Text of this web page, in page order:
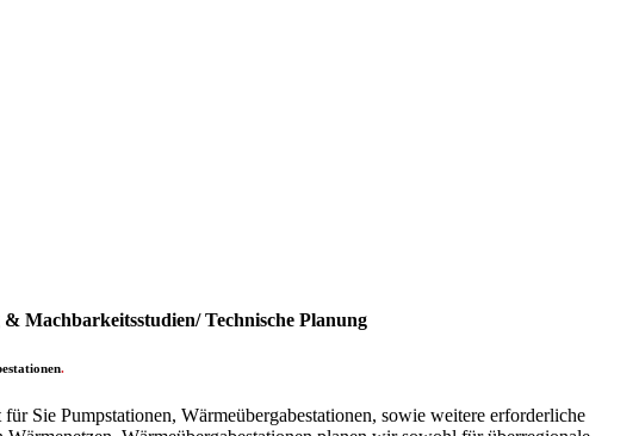
& Machbarkeitsstudien/ Technische Planung
.
Sie Pumpstationen, Wärmeübergabestationen, sowie weitere erforderliche